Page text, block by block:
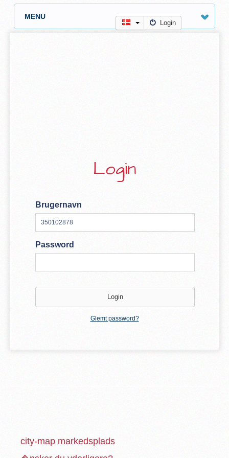
MENU
Login
Login
Brugernavn
Password
Glemt password?
city-map markedsplads